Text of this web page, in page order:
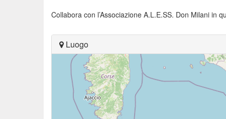
Collabora con l’Associazione A.L.E.SS. Don Milani in
Luogo